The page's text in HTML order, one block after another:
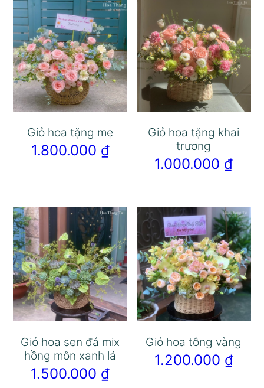
Giỏ hoa tặng mẹ
1.800.000 ₫
Giỏ hoa tặng khai
trương
1.000.000 ₫
Giỏ hoa sen đá mix
hồng môn xanh lá
1.500.000 ₫
Giỏ hoa tông vàng
1.200.000 ₫